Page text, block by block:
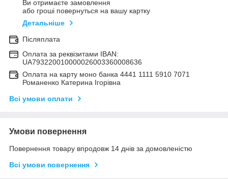
Ви отримаєте замовлення
або гроші повернуться на вашу картку
Детальніше
Післяплата
Оплата за реквізитами IBAN:
UA793220010000026003360008636
Оплата на карту моно банка 4441 1111 5910 7071
Романенко Катерина Ігорівна
Всі умови оплати
Умови повернення
Повернення товару впродовж 14 днів за домовленістю
Всі умови повернення